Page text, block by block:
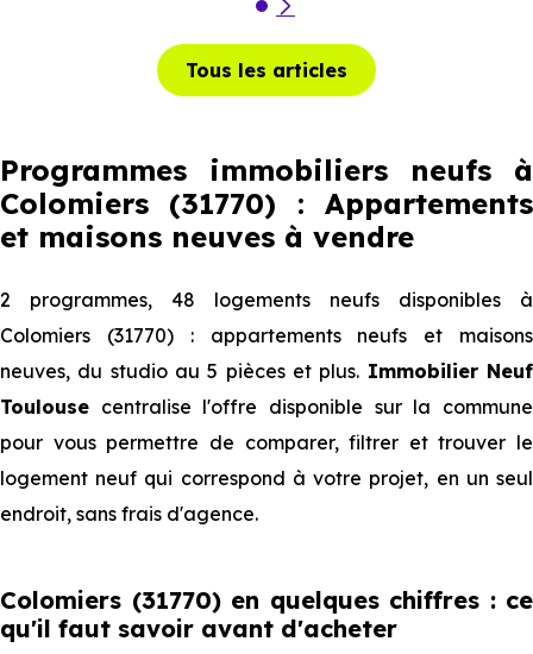
Tous les articles
Programmes immobiliers neufs à
Colomiers (31770) : Appartements
et maisons neuves à vendre
2 programmes, 48 logements neufs disponibles à
Colomiers (31770) : appartements neufs et maisons
neuves, du studio au 5 pièces et plus. Immobilier Neuf
Toulouse centralise l'offre disponible sur la commune
pour vous permettre de comparer, filtrer et trouver le
logement neuf qui correspond à votre projet, en un seul
endroit, sans frais d'agence.
Colomiers (31770) en quelques chiffres : ce
qu'il faut savoir avant d'acheter